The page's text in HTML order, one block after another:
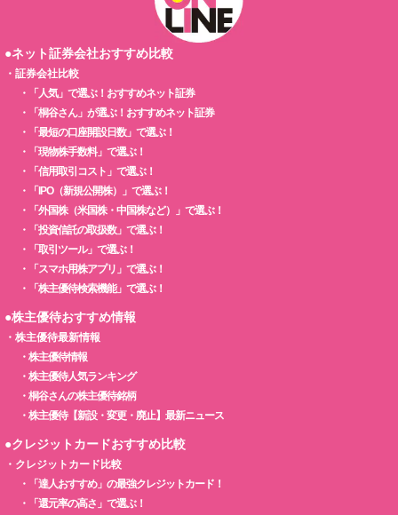
●ネット証券会社おすすめ比較
・ 証券会社比較
・
「人気」で選ぶ！おすすめネット証券
・
「桐谷さん」が選ぶ！おすすめネット証券
・
「最短の口座開設日数」で選ぶ！
・
「現物株手数料」で選ぶ！
・
「信用取引コスト」で選ぶ！
・
「IPO（新規公開株）」で選ぶ！
・
「外国株（米国株・中国株など）」で選ぶ！
・
「投資信託の取扱数」で選ぶ！
・
「取引ツール」で選ぶ！
・
「スマホ用株アプリ」で選ぶ！
・
「株主優待検索機能」で選ぶ！
●株主優待おすすめ情報
・ 株主優待最新情報
・ 株主優待情報
・ 株主優待人気ランキング
・ 桐谷さんの株主優待銘柄
・ 株主優待【新設・変更・廃止】最新ニュース
●クレジットカードおすすめ比較
・ クレジットカード比較
・
「達人おすすめ」の最強クレジットカード！
・
「還元率の高さ」で選ぶ！